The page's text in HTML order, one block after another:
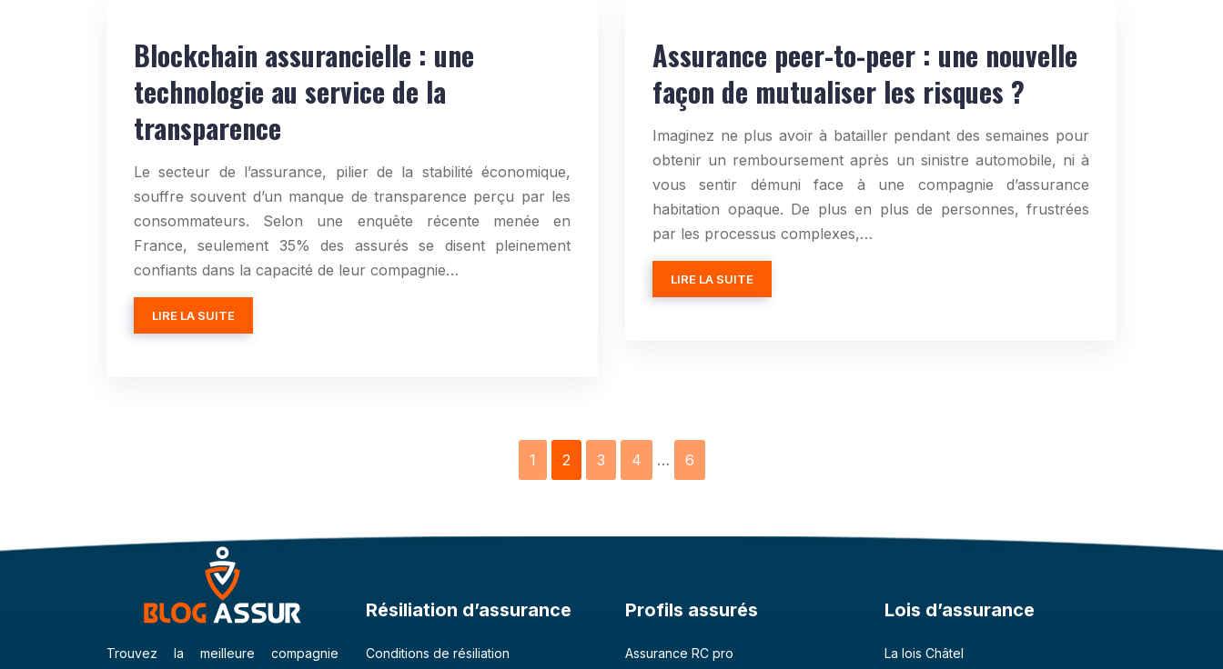
Blockchain assurancielle : une
technologie au service de la
transparence
Le secteur de l’assurance, pilier de la stabilité économique,
souffre souvent d’un manque de transparence perçu par les
consommateurs. Selon une enquête récente menée en
France, seulement 35% des assurés se disent pleinement
confiants dans la capacité de leur compagnie…
LIRE LA SUITE
Assurance peer-to-peer : une nouvelle
façon de mutualiser les risques ?
Imaginez ne plus avoir à batailler pendant des semaines pour
obtenir un remboursement après un sinistre automobile, ni à
vous sentir démuni face à une compagnie d’assurance
habitation opaque. De plus en plus de personnes, frustrées
par les processus complexes,…
LIRE LA SUITE
1 2 3 4 … 6
Trouvez la meilleure compagnie
Résiliation d’assurance
Conditions de résiliation
Profils assurés
Assurance RC pro
Lois d’assurance
La lois Châtel